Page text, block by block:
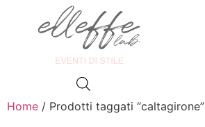
Home / Prodotti taggati “caltagirone”